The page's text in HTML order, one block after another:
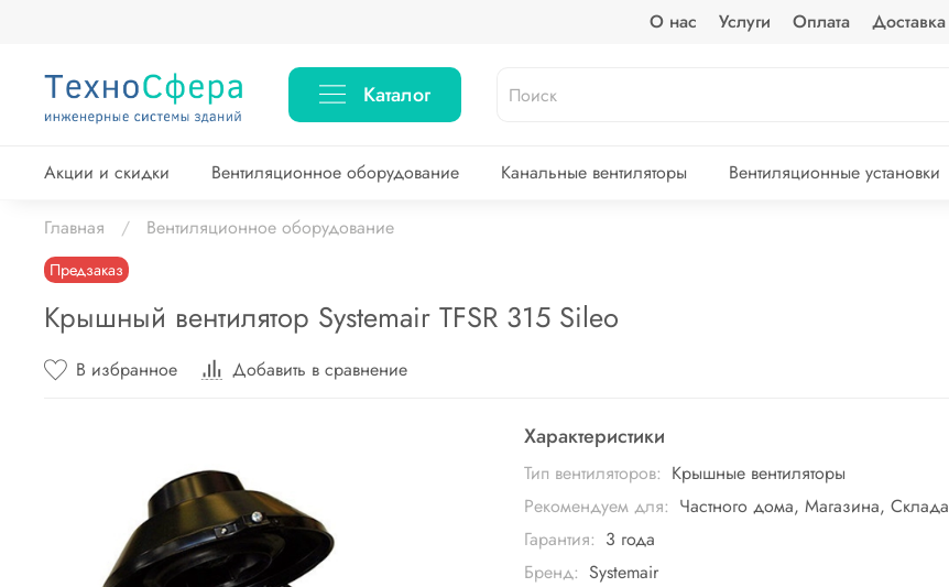
О нас Услуги Оплата Доставка
Каталог
Акции и скидки Вентиляционное оборудование Канальные вентиляторы Вентиляционные установки
Главная Вентиляционное оборудование
Предзаказ
Крышный вентилятор Systemair TFSR 315 Sileo
В избранное Добавить в сравнение
Характеристики
Тип вентиляторов: Крышные вентиляторы
Рекомендуем для: Частного дома, Магазина, Склада
Гарантия: 3 года
Бренд: Systemair